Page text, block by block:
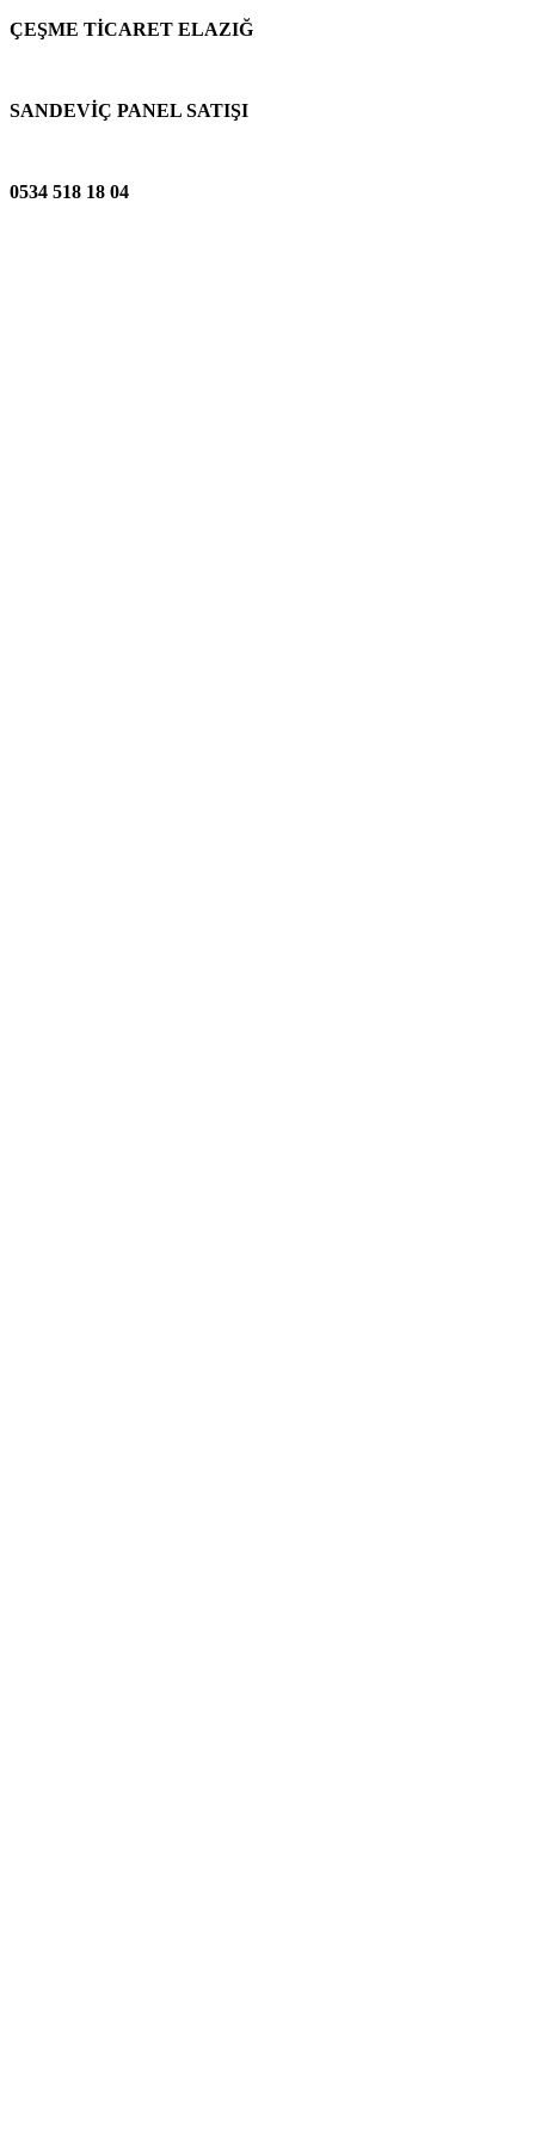
ÇEŞME TİCARET ELAZIĞ
SANDEVİÇ PANEL SATIŞI
0534 518 18 04